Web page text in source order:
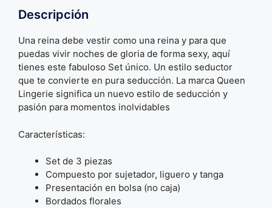
Descripción
Una reina debe vestir como una reina y para que
puedas vivir noches de gloria de forma sexy, aquí
tienes este fabuloso Set único. Un estilo seductor
que te convierte en pura seducción. La marca Queen
Lingerie significa un nuevo estilo de seducción y
pasión para momentos inolvidables
Características:
Set de 3 piezas
Compuesto por sujetador, liguero y tanga
Presentación en bolsa (no caja)
Bordados florales